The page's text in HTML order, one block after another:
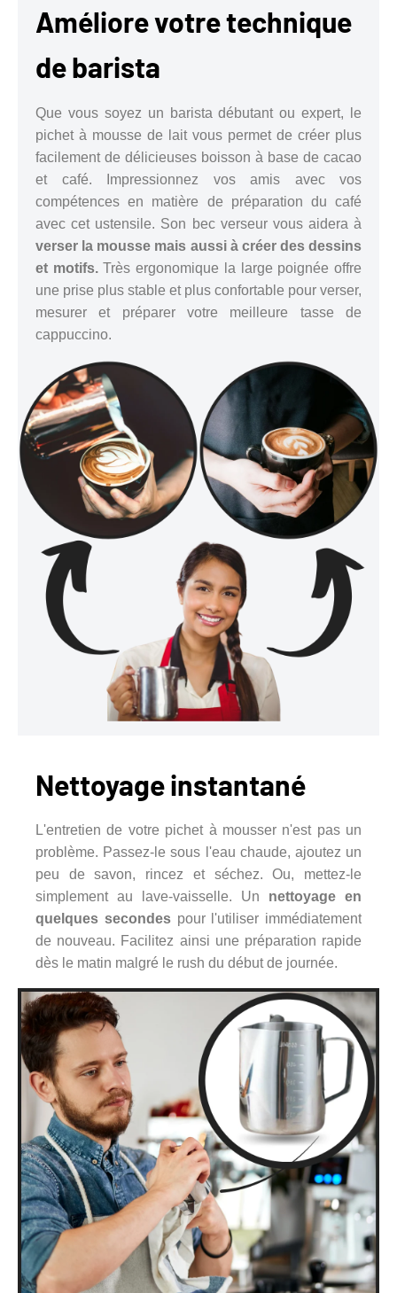
Améliore votre technique
de barista
Que vous soyez un barista débutant ou expert, le
pichet à mousse de lait vous permet de créer plus
facilement de délicieuses boisson à base de cacao
et café. Impressionnez vos amis avec vos
compétences en matière de préparation du café
avec cet ustensile. Son bec verseur vous aidera à
verser la mousse mais aussi à créer des dessins
et motifs.Très ergonomique la large poignée offre
une prise plus stable et plus confortable pour verser,
mesurer et préparer votre meilleure tasse de
cappuccino.
Nettoyage instantané
L'entretien de votre pichet à mousser n'est pas un
problème. Passez-le sous l'eau chaude, ajoutez un
peu de savon, rincez et séchez. Ou, mettez-le
simplement au lave-vaisselle. Un nettoyage en
quelques secondespour l'utiliser immédiatement
de nouveau. Facilitez ainsi une préparation rapide
dès le matin malgré le rush du début de journée.